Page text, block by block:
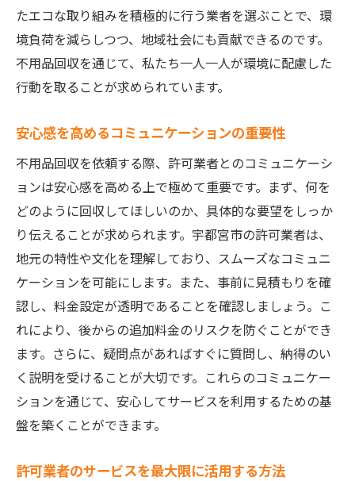
たエコな取り組みを積極的に行う業者を選ぶことで、環
境負荷を減らしつつ、地域社会にも貢献できるのです。
不用品回収を通じて、私たち一人一人が環境に配慮した
行動を取ることが求められています。
安心感を高めるコミュニケーションの重要性
不用品回収を依頼する際、許可業者とのコミュニケーシ
ョンは安心感を高める上で極めて重要です。まず、何を
どのように回収してほしいのか、具体的な要望をしっか
り伝えることが求められます。宇都宮市の許可業者は、
地元の特性や文化を理解しており、スムーズなコミュニ
ケーションを可能にします。また、事前に見積もりを確
認し、料金設定が透明であることを確認しましょう。こ
れにより、後からの追加料金のリスクを防ぐことができ
ます。さらに、疑問点があればすぐに質問し、納得のい
く説明を受けることが大切です。これらのコミュニケー
ションを通じて、安心してサービスを利用するための基
盤を築くことができます。
許可業者のサービスを最大限に活用する方法